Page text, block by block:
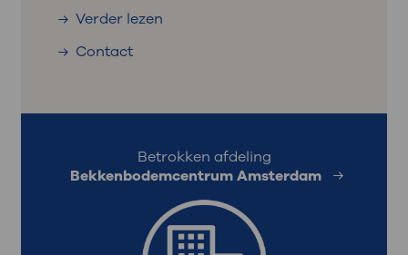
Verder lezen
Contact
Betrokken afdeling
Bekkenbodemcentrum Amsterdam